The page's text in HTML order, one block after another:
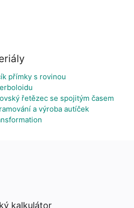
přímky s rovinou
řetězec se spojitým časem
a výroba autíček
kalkulátor